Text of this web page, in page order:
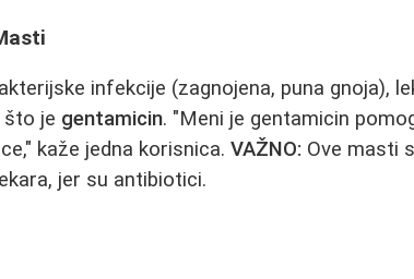
infekcije (zagnojena, puna gnoja),
je gentamicin. "Meni je gentamicin
kaže jedna korisnica.VAŽNO: Ove masti
jer su antibiotici.